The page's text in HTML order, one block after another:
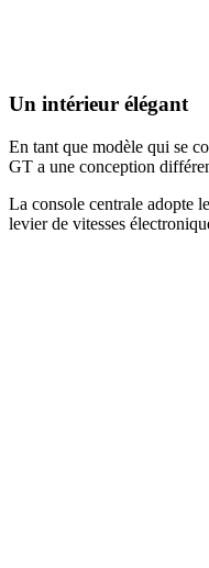
Un intérieur élégant
En tant que modèle qui se
GT a une conception
La console centrale adopte
levier de vitesses